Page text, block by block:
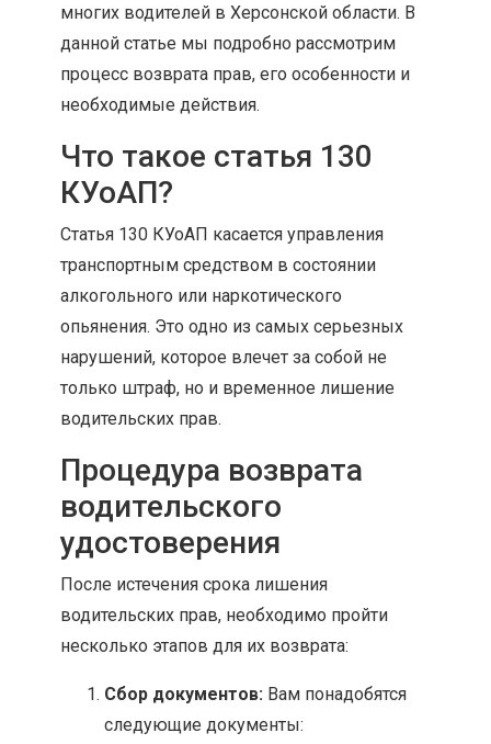
многих водителей в Херсонской области. В
данной статье мы подробно рассмотрим
процесс возврата прав, его особенности и
необходимые действия.
Что такое статья 130
КУоАП?
Статья 130 КУоАП касается управления
транспортным средством в состоянии
алкогольного или наркотического
опьянения. Это одно из самых серьезных
нарушений, которое влечет за собой не
только штраф, но и временное лишение
водительских прав.
Процедура возврата
водительского
удостоверения
После истечения срока лишения
водительских прав, необходимо пройти
несколько этапов для их возврата:
Сбор документов: Вам понадобятся
следующие документы: